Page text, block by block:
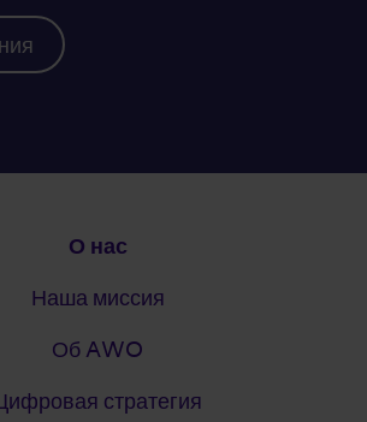
О нас
Наша миссия
Об AWO
стратегия